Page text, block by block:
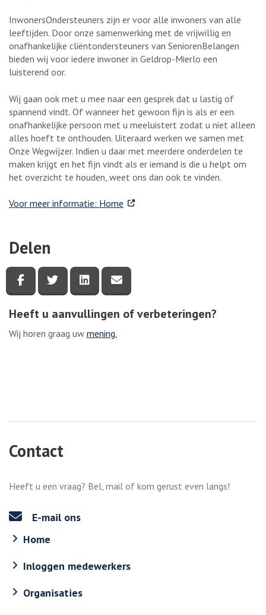
InwonersOndersteuners zijn er voor alle inwoners van alle
leeftijden. Door onze samenwerking met de vrijwillig en
onafhankelijke cliëntondersteuners van SeniorenBelangen
bieden wij voor iedere inwoner in Geldrop-Mierlo een
luisterend oor.
Wij gaan ook met u mee naar een gesprek dat u lastig of
spannend vindt. Of wanneer het gewoon fijn is als er een
onafhankelijke persoon met u meeluistert zodat u niet alleen
alles hoeft te onthouden. Uiteraard werken we samen met
Onze Wegwijzer. Indien u daar met meerdere onderdelen te
maken krijgt en het fijn vindt als er iemand is die u helpt om
het overzicht te houden, weet ons dan ook te vinden.
Voor meer informatie: Home . Externe link
Delen
Deel deze pagina via Facebook
Deel deze pagina via Twitter
Deel deze pagina via LinkedIn
Heeft u aanvullingen of verbeteringen?
Wij horen graag uw mening.
Contact
Heeft u een vraag? Bel, mail of kom gerust even langs!
E-mail ons
Home
Inloggen medewerkers
Organisaties